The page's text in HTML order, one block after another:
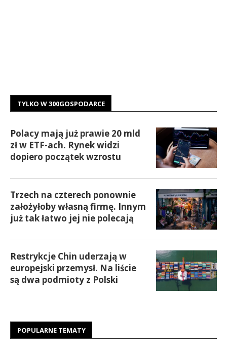
TYLKO W 300GOSPODARCE
Polacy mają już prawie 20 mld
zł w ETF-ach. Rynek widzi
dopiero początek wzrostu
Trzech na czterech ponownie
założyłoby własną firmę. Innym
już tak łatwo jej nie polecają
Restrykcje Chin uderzają w
europejski przemysł. Na liście
są dwa podmioty z Polski
POPULARNE TEMATY